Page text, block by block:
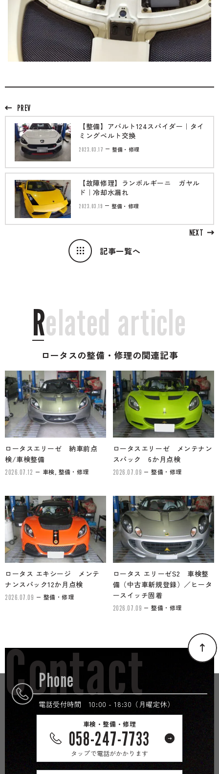
PREV
【整備】アバルト124スパイダー｜タイ
ミングベルト交換
2023.03.17 整備・修理
記事一覧へ
NEXT
【故障修理】ランボルギーニ ガヤル
ド｜冷却水漏れ
2023.03.19 整備・修理
Related article
ロータスの整備・修理の関連記事
ロータスエリーゼ 納車前点
検/車検整備
2026.07.12 車検, 整備・修理
ロータスエリーゼ メンテナン
スパック 6か月点検
2026.07.09 整備・修理
ロータス エキシージ メンテ
ナンスパック12か月点検
2026.07.09 整備・修理
ロータス エリーゼS2 車検整
備（中古車新規登録）／ヒータ
ースイッチ固着
2026.07.09 整備・修理
Phone
電話受付時間 10:00 - 18:30（月曜定休）
車検・整備・修理
058-247-7733
タップで電話がかかります
Contact